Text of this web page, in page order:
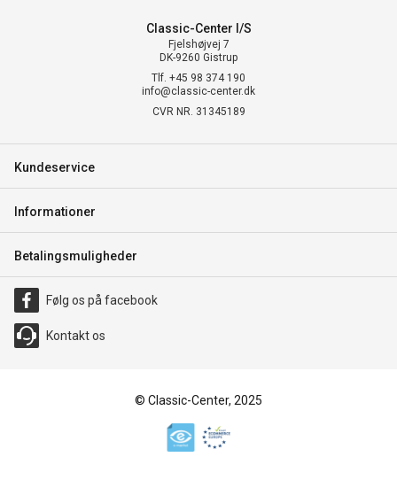
Classic-Center I/S
Fjelshøjvej 7
DK-9260 Gistrup
Tlf. +45 98 374 190
info@classic-center.dk
CVR NR. 31345189
Kundeservice
Informationer
Betalingsmuligheder
Følg os på facebook
Kontakt os
© Classic-Center, 2025